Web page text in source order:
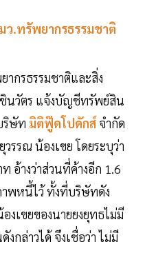
ว.ทรัพยากรธรรมชาติ
ากรธรรมชาติและสิ่ง
นวัตร แจ้งบัญชีทรัพย์สิน
ริษัท มิติฟู๊ดโปดักส์ จำกัด
รณ น้องเขย โดยระบุว่า
อ้างว่าส่วนที่ค้างอีก 1.6
พหนี้ไว้ ทั้งที่บริษัทดัง
งเขยของนายยงยุทธไม่มี
กล่าวได้ จึงเชื่อว่า ไม่มี